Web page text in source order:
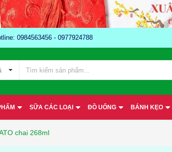
0984563456 - 0977924788
SỮA CÁC LOẠI ĐỒ UỐNG BÁNH KẸO
chai 268ml